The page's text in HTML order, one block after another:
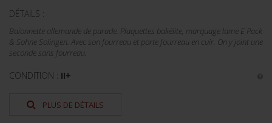
DÉTAILS :
Baïonnette allemande de parade. Plaquettes bakélite, marquage lame E Pack
& Sohne Solingen. Avec son fourreau et porte fourreau en cuir. On y joint une
seconde sans fourreau.
CONDITION : II+
PLUS DE DÉTAILS